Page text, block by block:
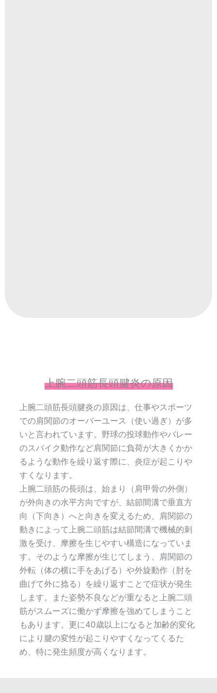
上腕二頭筋長頭腱炎の原因
上腕二頭筋長頭腱炎の原因は、仕事やスポーツ
での肩関節のオーバーユース（使い過ぎ）が多
いと言われています。野球の投球動作やバレー
のスパイク動作など肩関節に負荷が大きくかか
るような動作を繰り返す際に、炎症が起こりや
すくなります。
上腕二頭筋の長頭は、始まり（肩甲骨の外側）
が外向きの水平方向ですが、結節間溝で垂直方
向（下向き）へと向きを変えるため、肩関節の
動きによって上腕二頭筋は結節間溝で機械的刺
激を受け、摩擦を生じやすい構造になっていま
す。そのような摩擦が生じてしまう、肩関節の
外転（体の横に手をあげる）や外旋動作（肘を
曲げて外に捻る）を繰り返すことで症状が発生
します。また姿勢不良などが重なると上腕二頭
筋がスムーズに働かず摩擦を強めてしまうこと
もあります。更に40歳以上になると加齢的変化
により腱の変性が起こりやすくなってくるた
め、特に発生頻度が高くなります。